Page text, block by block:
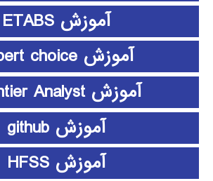
آموزش ETABS
آموزش expert choice
آموزش Frontier Analyst
آموزش github
آموزش HFSS